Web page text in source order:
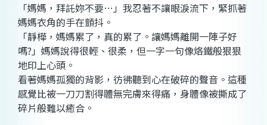
「媽媽，拜託妳不要…」我忍著不讓眼淚流下，緊抓著
媽媽衣角的手在顫抖。
「靜樺，媽媽累了，真的累了。讓媽媽離開一陣子好
嗎?」媽媽說得很輕、很柔，但一字一句像烙鐵般狠狠
地印上心頭。
看著媽媽孤獨的背影，彷彿聽到心在破碎的聲音。這種
感覺比被一刀刀割得體無完膚來得痛，身體像被撕成了
碎片般難以癒合。